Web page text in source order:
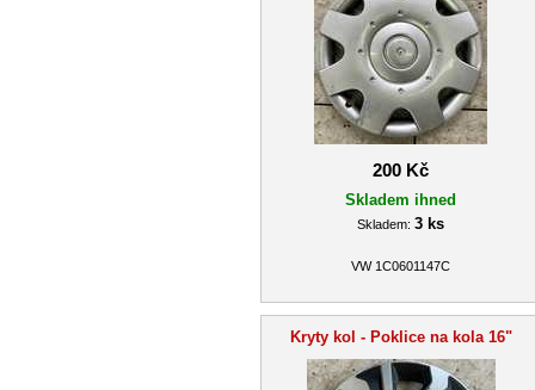
200 Kč
Skladem ihned
Skladem: 3 ks
VW 1C0601147C
Kryty kol - Poklice na kola 16"